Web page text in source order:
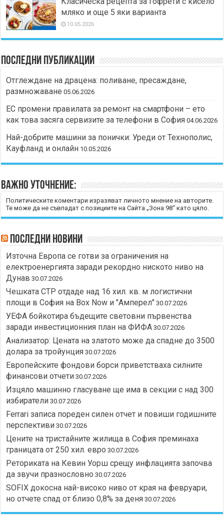
мляко и още 5 яки варианта
10.05.2026
Последни публикации
Отглеждане на драцена: поливане, пресаждане,
размножаване 05.06.2026
ЕС промени правилата за ремонт на смартфони – ето
как това засяга сервизите за телефони в София 04.06.2026
Най-добрите машини за понички: Уреди от Технополис,
Кауфланд и онлайн 10.05.2026
Важно уточнение:
Политическите коментари изразяват личното мнение на авторите.
Те може да не съвпадат с позициите на Сайта „Зона 98“ като цяло.
Последни новини
Източна Европа се готви за ограничения на
електроенергията заради рекордно ниското ниво на
Дунав 30.07.2026
Чешката CTP отдаде над 16 хил. кв. м логистични
площи в София на Box Now и "Амперел" 30.07.2026
УЕФА бойкотира бъдещите световни първенства
заради инвестиционния план на ФИФА 30.07.2026
Анализатор: Цената на златото може да спадне до 3500
долара за тройунция 30.07.2026
Европейските фондови борси приветстваха силните
финансови отчети 30.07.2026
Изцяло машинно гласуване ще има в секции с над 300
избиратели 30.07.2026
Ferrari записа пореден силен отчет и повиши годишните
перспективи 30.07.2026
Цените на тристайните жилища в София преминаха
границата от 250 хил. евро 30.07.2026
Реториката на Кевин Уорш срещу инфлацията започва
да звучи празнословно 30.07.2026
SOFIX докосна най-високо ниво от края на февруари,
но отчете спад от близо 0,8% за деня 30.07.2026